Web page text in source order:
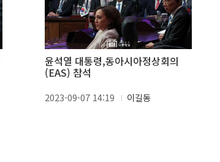
윤석열 대통령,동아시아정상회의
(EAS) 참석
2023-09-07 14:19 이길동